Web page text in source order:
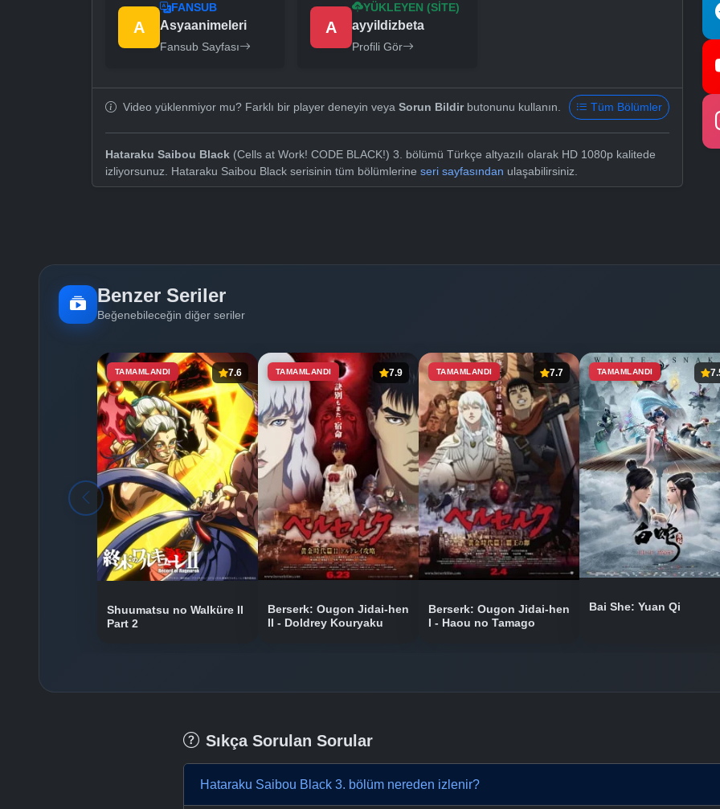
A
FANSUB
Asyaanimeleri
Fansub Sayfası
A
YÜKLEYEN (SITE)
ayyildizbeta
Profili Gör
Video yüklenmiyor mu? Farklı bir player deneyin veya Sorun Bildirbutonunu kullanın. Tüm Bölümler
Hataraku Saibou Black (Cells at Work! CODE BLACK!) 3. bölümü Türkçe altyazılı olarak HD 1080p kalitede
izliyorsunuz. Hataraku Saibou Black serisinin tüm bölümlerine seri sayfasından ulaşabilirsiniz.
Benzer Seriler
Beğenebileceğin diğer seriler
TAMAMLANDI 7.6
Shuumatsu no Walküre II
Part 2
TAMAMLANDI 7.9
Berserk: Ougon Jidai-hen
II - Doldrey Kouryaku
TAMAMLANDI 7.7
Berserk: Ougon Jidai-hen
I - Haou no Tamago
TAMAMLANDI
Bai She: Yuan Qi
Sıkça Sorulan Sorular
Hataraku Saibou Black 3. bölüm nereden izlenir?